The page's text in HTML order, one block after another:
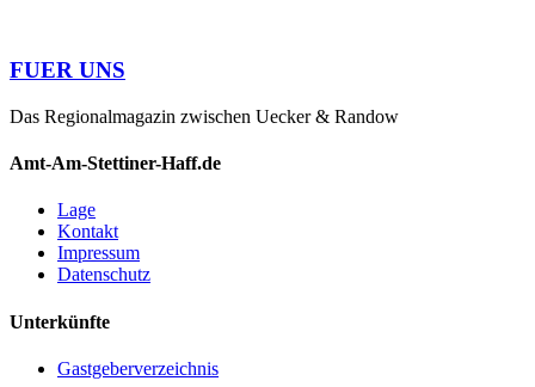
FUER UNS
Das Regionalmagazin zwischen Uecker & Randow
Amt-Am-Stettiner-Haff.de
Lage
Kontakt
Impressum
Datenschutz
Unterkünfte
Gastgeberverzeichnis